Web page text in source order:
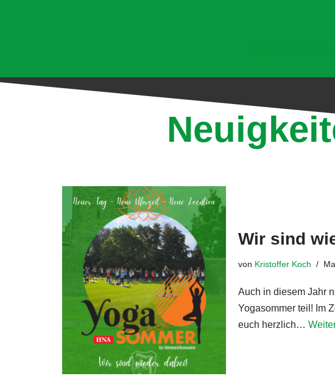
Wir sind
von Kristoffer Koch
Auch in diesem Jahr
Yogasommer teil! Im
euch herzlich…